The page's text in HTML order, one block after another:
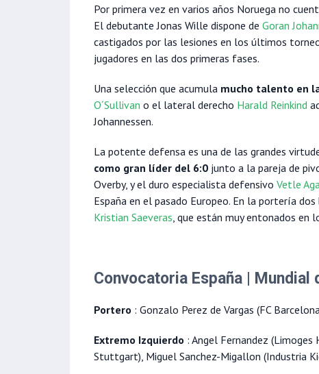
Por primera vez en varios años Noruega no
El debutante Jonas Wille dispone de Goran
castigados por las lesiones en los últimos
jugadores en las dos primeras fases.
Una selección que acumula mucho talento en
O´Sullivan o el lateral derecho Harald Reinkind
Johannessen.
La potente defensa es una de las grandes
como gran líder del 6:0 junto a la pareja de
Overby, y el duro especialista defensivo Vetle
España en el pasado Europeo. En la portería
Kristian Saeveras, que están muy entonados en
Convocatoria España | Mundial
Portero : Gonzalo Perez de Vargas (FC
Extremo Izquierdo : Angel Fernandez (Limoges
Stuttgart), Miguel Sanchez-Migallon (Industria